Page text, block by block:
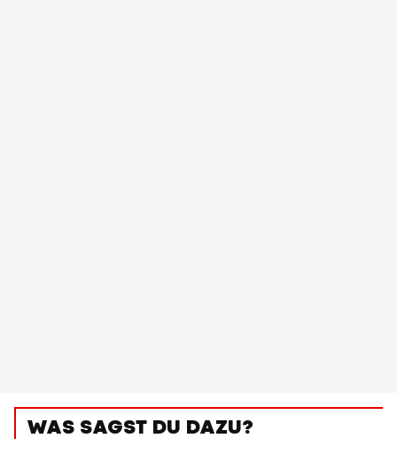
WAS SAGST DU DAZU?